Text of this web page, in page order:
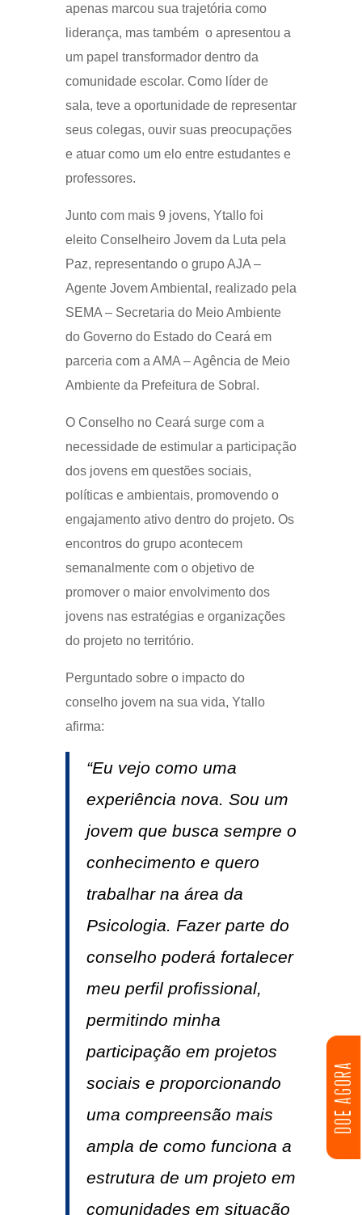
DOE AGORA
apenas marcou sua trajetória como
liderança, mas também o apresentou a
um papel transformador dentro da
comunidade escolar. Como líder de
sala, teve a oportunidade de representar
seus colegas, ouvir suas preocupações
e atuar como um elo entre estudantes e
professores.
Junto com mais 9 jovens, Ytallo foi
eleito Conselheiro Jovem da Luta pela
Paz, representando o grupo AJA –
Agente Jovem Ambiental, realizado pela
SEMA – Secretaria do Meio Ambiente
do Governo do Estado do Ceará em
parceria com a AMA – Agência de Meio
Ambiente da Prefeitura de Sobral.
O Conselho no Ceará surge com a
necessidade de estimular a participação
dos jovens em questões sociais,
políticas e ambientais, promovendo o
engajamento ativo dentro do projeto. Os
encontros do grupo acontecem
semanalmente com o objetivo de
promover o maior envolvimento dos
jovens nas estratégias e organizações
do projeto no território.
Perguntado sobre o impacto do
conselho jovem na sua vida, Ytallo
afirma:
“Eu vejo como uma
experiência nova. Sou um
jovem que busca sempre o
conhecimento e quero
trabalhar na área da
Psicologia. Fazer parte do
conselho poderá fortalecer
meu perfil profissional,
permitindo minha
participação em projetos
sociais e proporcionando
uma compreensão mais
ampla de como funciona a
estrutura de um projeto em
comunidades em situação